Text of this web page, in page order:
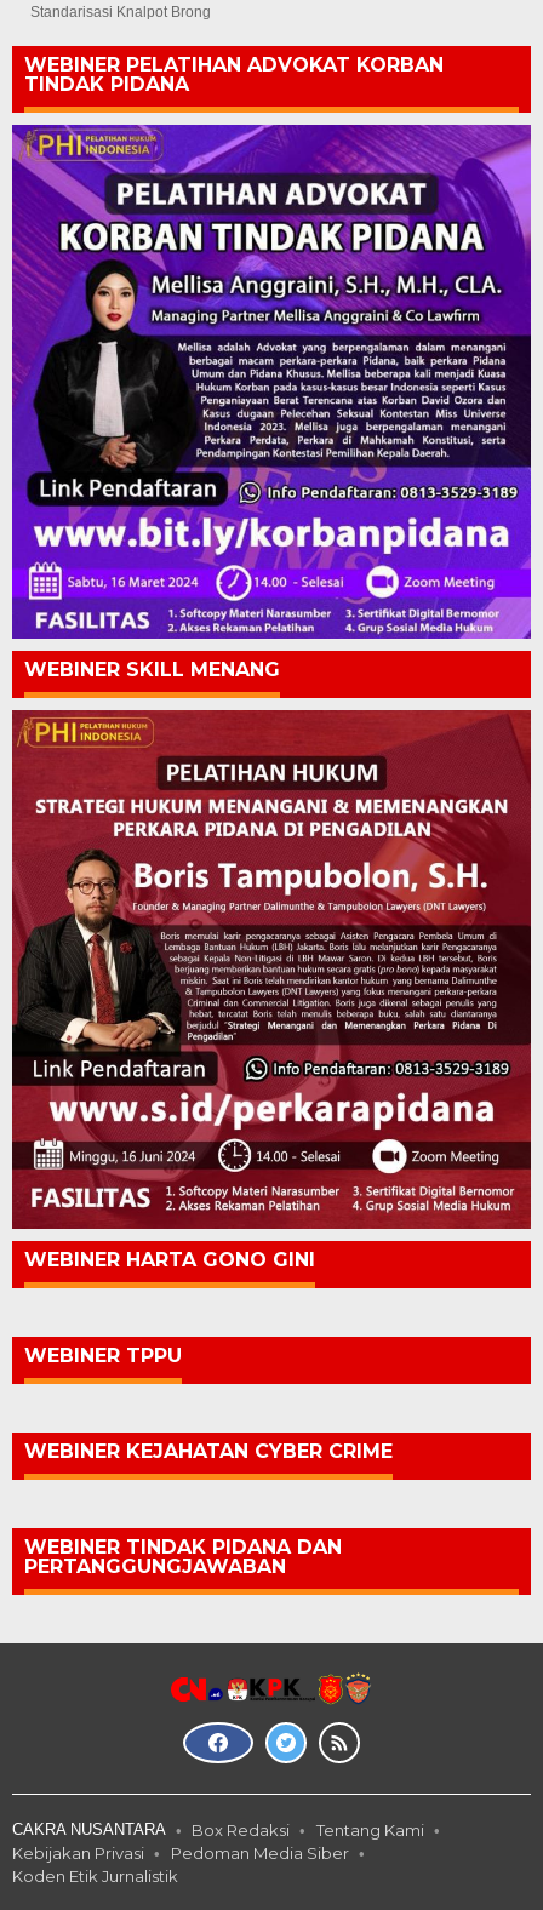
Standarisasi Knalpot Brong
WEBINER PELATIHAN ADVOKAT KORBAN
TINDAK PIDANA
WEBINER SKILL MENANG
WEBINER HARTA GONO GINI
WEBINER TPPU
WEBINER KEJAHATAN CYBER CRIME
WEBINER TINDAK PIDANA DAN
PERTANGGUNGJAWABAN
CAKRA NUSANTARA Box Redaksi
Tentang Kami
Kebijakan Privasi
Pedoman Media Siber
Koden Etik Jurnalistik